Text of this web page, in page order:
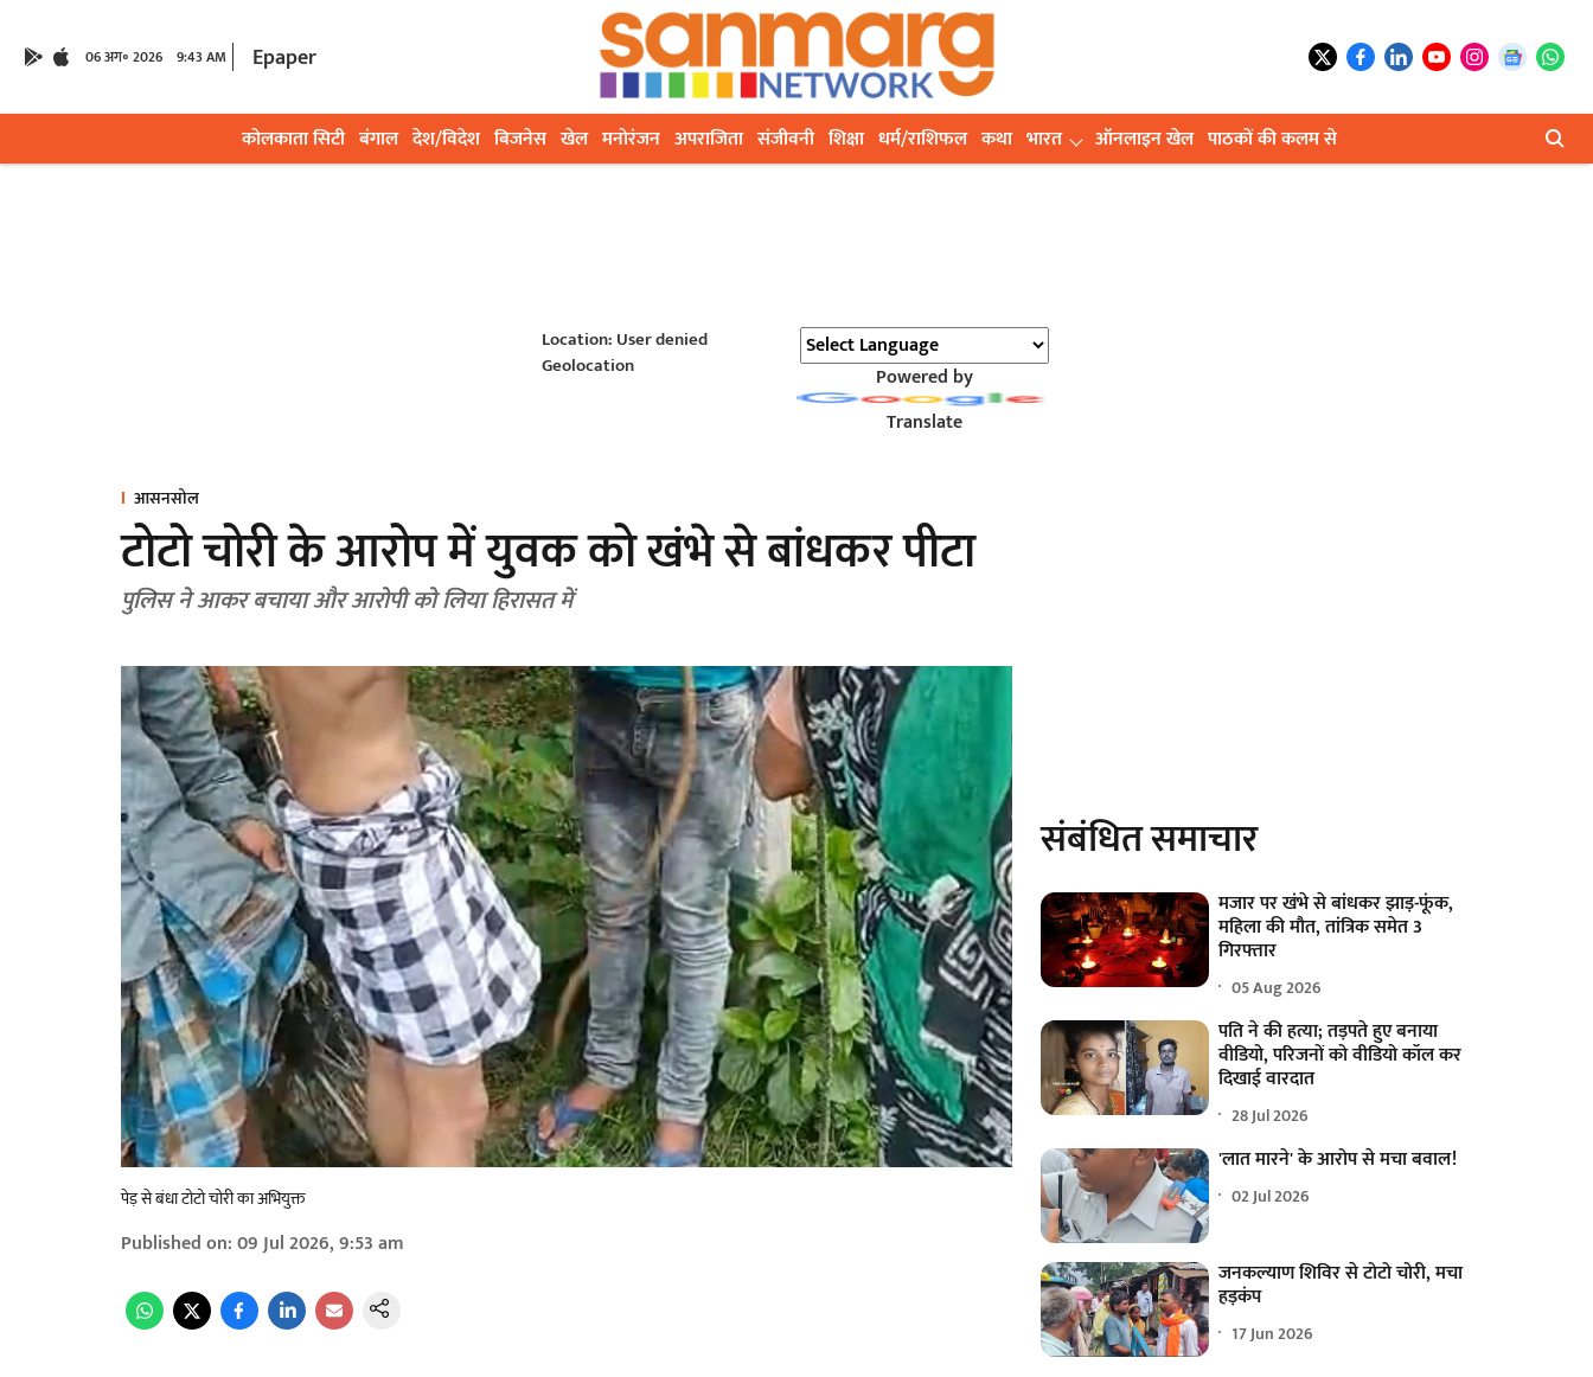
06 अग॰ 2026 9:43 AM Epaper
कोलकाता सिटी बंगाल देश/विदेश बिजनेस खेल मनोरंजन अपराजिता संजीवनी शिक्षा धर्म/राशिफल कथा भारत ऑनलाइन खेल पाठकों की कलम से
Location: User denied
Geolocation
Powered by
Translate
आसनसोल
टोटो चोरी के आरोप में युवक को खंभे से बांधकर पीटा
पुलिस ने आकर बचाया और आरोपी को लिया हिरासत में
पेड़ से बंधा टोटो चोरी का अभियुक्त
Published on:09 Jul 2026, 9:53 am
संबंधित समाचार
मजार पर खंभे से बांधकर झाड़-फूंक,
महिला की मौत, तांत्रिक समेत 3
गिरफ्तार
05 Aug 2026
पति ने की हत्या; तड़पते हुए बनाया
वीडियो, परिजनों को वीडियो कॉल कर
दिखाई वारदात
28 Jul 2026
'लात मारने' के आरोप से मचा बवाल!
02 Jul 2026
जनकल्याण शिविर से टोटो चोरी, मचा
हड़कंप
17 Jun 2026